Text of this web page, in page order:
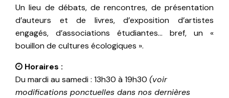
Un lieu de débats, de rencontres, de présentation
d’auteurs et de livres, d’exposition d’artistes
engagés, d’associations étudiantes… bref, un «
bouillon de cultures écologiques ».
Horaires :
Du mardi au samedi : 13h30 à 19h30 (voir
modifications ponctuelles dans nos dernières